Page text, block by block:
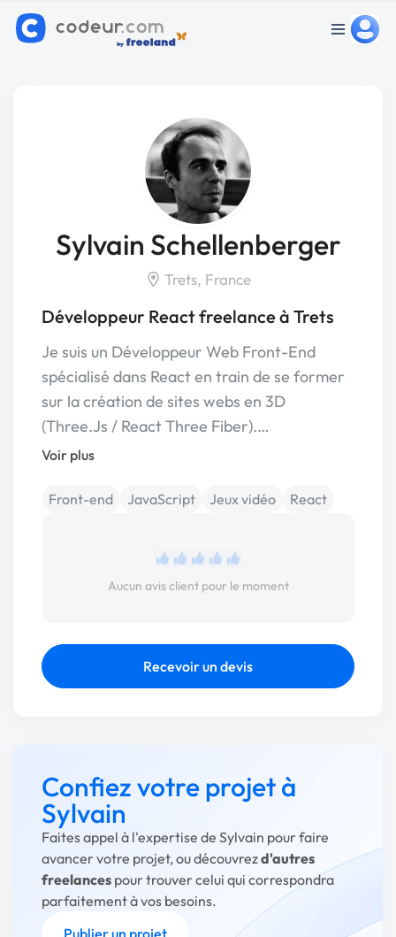
Sylvain Schellenberger
Trets, France
Développeur React freelance à Trets
Je suis un Développeur Web Front-End
spécialisé dans React en train de se former
sur la création de sites webs en 3D
(Three.Js / React Three Fiber).…
Voir plus
Front-end JavaScript Jeux vidéo React
Aucun avis client pour le moment
Recevoir un devis
Confiez votre projet à
Sylvain
Faites appel à l'expertise de Sylvain pour faire
avancer votre projet, ou découvrezd'autres
freelances pour trouver celui qui correspondra
parfaitement à vos besoins.
Publier un projet